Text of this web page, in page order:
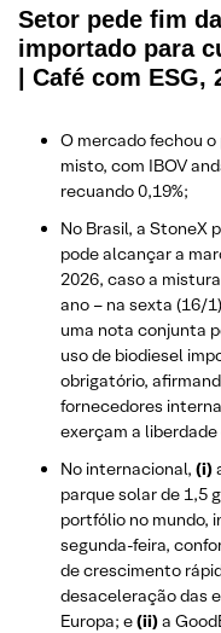
Setor pede fim
importado para
| Café com ESG,
O mercado fechou
misto, com IBOV
recuando 0,19%;
No Brasil, a StoneX
pode alcançar a
2026, caso a
ano – na sexta (16/
uma nota conjunta
uso de biodiesel
obrigatório,
fornecedores
exerçam a
No internacional, (i)
parque solar de 1,5
portfólio no mundo,
segunda-feira,
de crescimento
desaceleração das
Europa; e(ii)a